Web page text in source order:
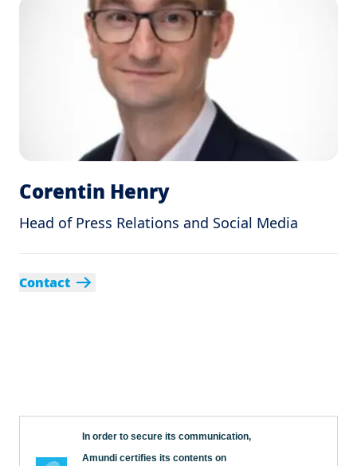
Corentin Henry
Head of Press Relations and Social Media
Contact
In order to secure its communication,
Amundi certifies its contents on